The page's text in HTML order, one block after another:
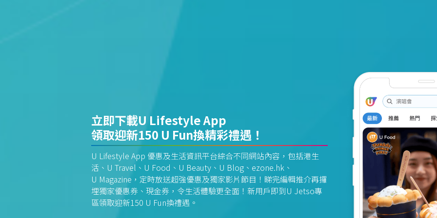
立即下載U Lifestyle App
領取迎新150 U Fun換精彩禮遇！
U Lifestyle App 優惠及生活資訊平台綜合不同網站內容，包括港生
活、U Travel、U Food、U Beauty、U Blog、ezone.hk、
U Magazine，定時放送超強優惠及獨家影片節目！睇完編輯推介再攞
埋獨家優惠券、現金券，令生活體驗更全面！新用戶即到U Jetso專
區領取迎新150 U Fun換禮遇。